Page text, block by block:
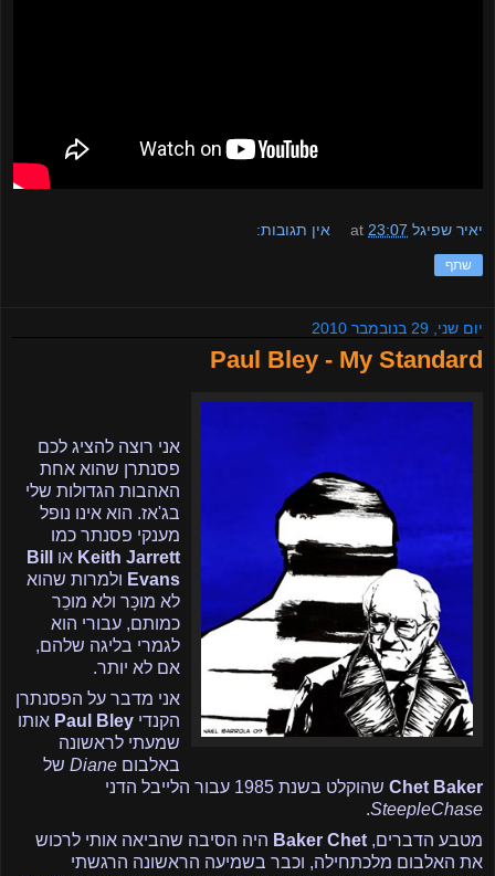
יאיר שפיגל at 23:07 אין תגובות:
שתף
יום שני, 29 בנובמבר 2010
Paul Bley - My Standard
אני רוצה להציג לכם
פסנתרן שהוא אחת
האהבות הגדולות שלי
בג'אז. הוא אינו נופל
מענקי פסנתר כמו
Keith Jarrett או
Bill
Evans ולמרות שהוא
לא מוכָּר ולא מוכֵר
כמותם, עבורי הוא
לגמרי בליגה שלהם,
אם לא יותר.
אני מדבר על הפסנתרן
הקנדי Paul Bley אותו
שמעתי לראשונה
באלבום Diane של
Chet Baker שהוקלט בשנת 1985 עבור הלייבל הדני
SteepleChase
.
מטבע הדברים, Chet
Baker היה הסיבה שהביאה אותי לרכוש
את האלבום מלכתחילה, וכבר בשמיעה הראשונה הרגשתי